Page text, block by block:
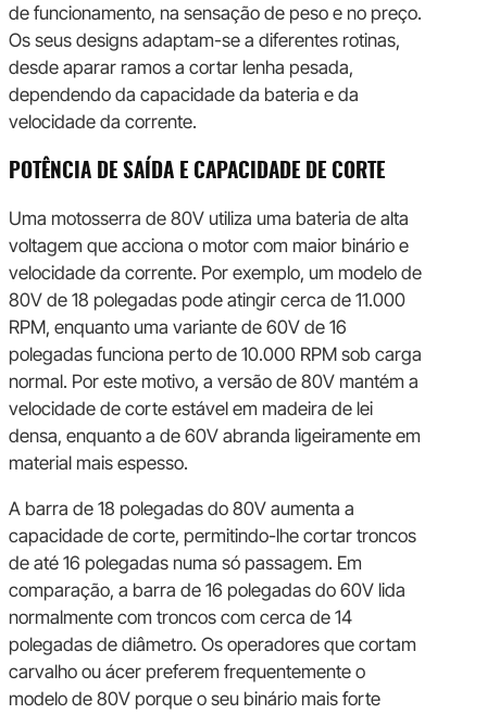
de funcionamento, na sensação de peso e no preço.
Os seus designs adaptam-se a diferentes rotinas,
desde aparar ramos a cortar lenha pesada,
dependendo da capacidade da bateria e da
velocidade da corrente.
POTÊNCIA DE SAÍDA E CAPACIDADE DE CORTE
Uma motosserra de 80V utiliza uma bateria de alta
voltagem que acciona o motor com maior binário e
velocidade da corrente. Por exemplo, um modelo de
80V de 18 polegadas pode atingir cerca de 11.000
RPM, enquanto uma variante de 60V de 16
polegadas funciona perto de 10.000 RPM sob carga
normal. Por este motivo, a versão de 80V mantém a
velocidade de corte estável em madeira de lei
densa, enquanto a de 60V abranda ligeiramente em
material mais espesso.
A barra de 18 polegadas do 80V aumenta a
capacidade de corte, permitindo-lhe cortar troncos
de até 16 polegadas numa só passagem. Em
comparação, a barra de 16 polegadas do 60V lida
normalmente com troncos com cerca de 14
polegadas de diâmetro. Os operadores que cortam
carvalho ou ácer preferem frequentemente o
modelo de 80V porque o seu binário mais forte